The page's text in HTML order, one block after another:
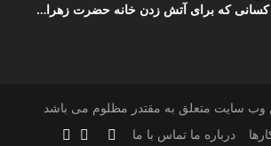
کسانی که برای آتش زدن خانه حضرت زهرا…
وب سایت متعلق به مقتدر مظلوم می باشد
درباره ما تماس با ما